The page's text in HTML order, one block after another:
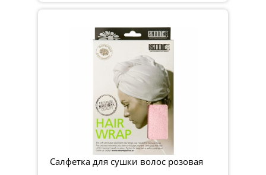
Салфетка для сушки волос розовая